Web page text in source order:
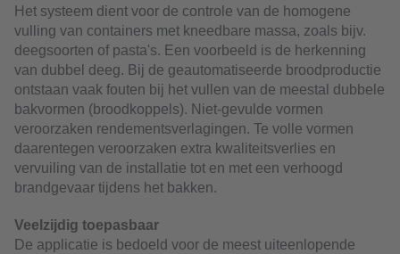
Het systeem dient voor de controle van de homogene
vulling van containers met kneedbare massa, zoals bijv.
deegsoorten of pasta's. Een voorbeeld is de herkenning
van dubbel deeg. Bij de geautomatiseerde broodproductie
ontstaan vaak fouten bij het vullen van de meestal dubbele
bakvormen (broodkoppels). Niet-gevulde vormen
veroorzaken rendementsverlagingen. Te volle vormen
daarentegen veroorzaken extra kwaliteitsverlies en
vervuiling van de installatie tot en met een verhoogd
brandgevaar tijdens het bakken.
Veelzijdig toepasbaar
De applicatie is bedoeld voor de meest uiteenlopende